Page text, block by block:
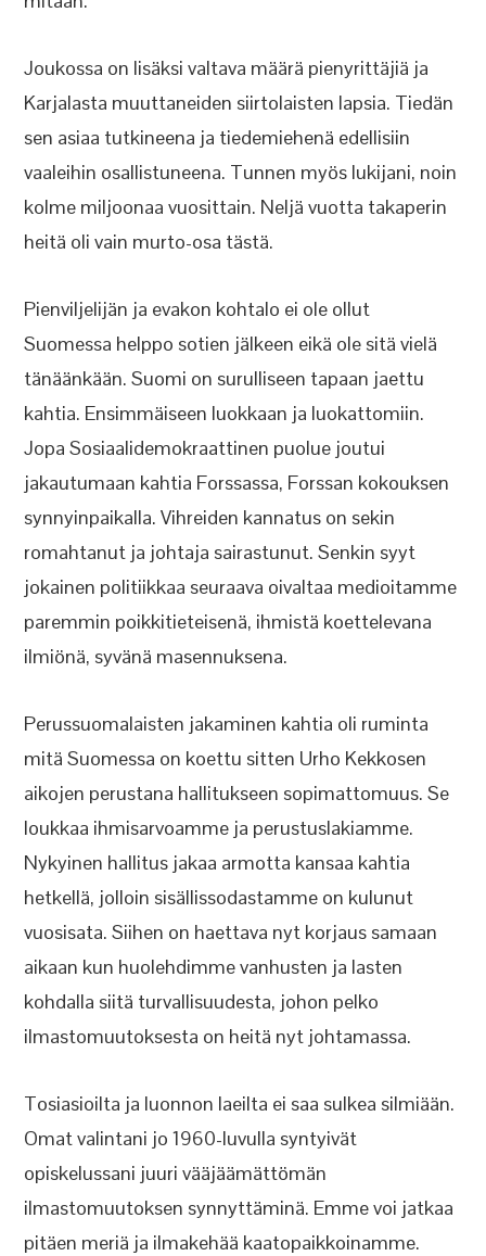
Joukossa on lisäksi valtava määrä pienyrittäjiä ja
Karjalasta muuttaneiden siirtolaisten lapsia. Tiedän
sen asiaa tutkineena ja tiedemiehenä edellisiin
vaaleihin osallistuneena. Tunnen myös lukijani, noin
kolme miljoonaa vuosittain. Neljä vuotta takaperin
heitä oli vain murto-osa tästä.
Pienviljelijän ja evakon kohtalo ei ole ollut
Suomessa helppo sotien jälkeen eikä ole sitä vielä
tänäänkään. Suomi on surulliseen tapaan jaettu
kahtia. Ensimmäiseen luokkaan ja luokattomiin.
Jopa Sosiaalidemokraattinen puolue joutui
jakautumaan kahtia Forssassa, Forssan kokouksen
synnyinpaikalla. Vihreiden kannatus on sekin
romahtanut ja johtaja sairastunut. Senkin syyt
jokainen politiikkaa seuraava oivaltaa medioitamme
paremmin poikkitieteisenä, ihmistä koettelevana
ilmiönä, syvänä masennuksena.
Perussuomalaisten jakaminen kahtia oli ruminta
mitä Suomessa on koettu sitten Urho Kekkosen
aikojen perustana hallitukseen sopimattomuus. Se
loukkaa ihmisarvoamme ja perustuslakiamme.
Nykyinen hallitus jakaa armotta kansaa kahtia
hetkellä, jolloin sisällissodastamme on kulunut
vuosisata. Siihen on haettava nyt korjaus samaan
aikaan kun huolehdimme vanhusten ja lasten
kohdalla siitä turvallisuudesta, johon pelko
ilmastomuutoksesta on heitä nyt johtamassa.
Tosiasioilta ja luonnon laeilta ei saa sulkea silmiään.
Omat valintani jo 1960-luvulla syntyivät
opiskelussani juuri vääjäämättömän
ilmastomuutoksen synnyttäminä. Emme voi jatkaa
pitäen meriä ja ilmakehää kaatopaikkoinamme.